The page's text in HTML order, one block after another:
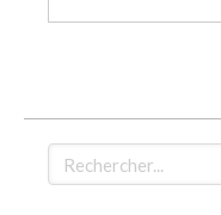
Rechercher